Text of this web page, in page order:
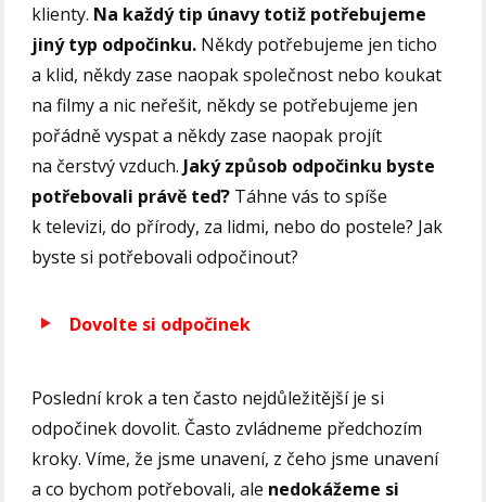
klienty. Na každý tip únavy totiž potřebujeme
jiný typ odpočinku. Někdy potřebujeme jen ticho
a klid, někdy zase naopak společnost nebo koukat
na filmy a nic neřešit, někdy se potřebujeme jen
pořádně vyspat a někdy zase naopak projít
na čerstvý vzduch. Jaký způsob odpočinku byste
potřebovali právě teď? Táhne vás to spíše
k televizi, do přírody, za lidmi, nebo do postele? Jak
byste si potřebovali odpočinout?
Dovolte si odpočinek
Poslední krok a ten často nejdůležitější je si
odpočinek dovolit. Často zvládneme předchozím
kroky. Víme, že jsme unavení, z čeho jsme unavení
a co bychom potřebovali, ale nedokážeme si